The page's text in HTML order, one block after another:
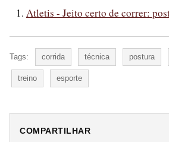
Atletis - Jeito certo de correr:
Tags: corrida técnica postura
treino esporte
COMPARTILHAR